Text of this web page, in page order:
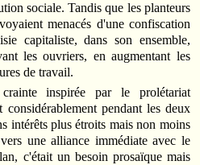
sociale. Tandis que les planteurs
menacés d'une confiscation
capitaliste, dans son ensemble,
les ouvriers, en augmentant les
de travail.
inspirée par le prolétariat
pendant les deux
intérêts plus étroits mais non moins
une alliance immédiate avec le
c'était un besoin prosaïque mais